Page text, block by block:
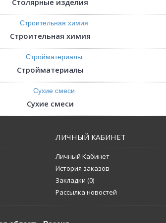
Столярные изделия
Строительная химия
Стройматериалы
Сухие смеси
ЛИЧНЫЙ КАБИНЕТ
Личный Кабинет
История заказов
Закладки (0)
Рассылка новостей